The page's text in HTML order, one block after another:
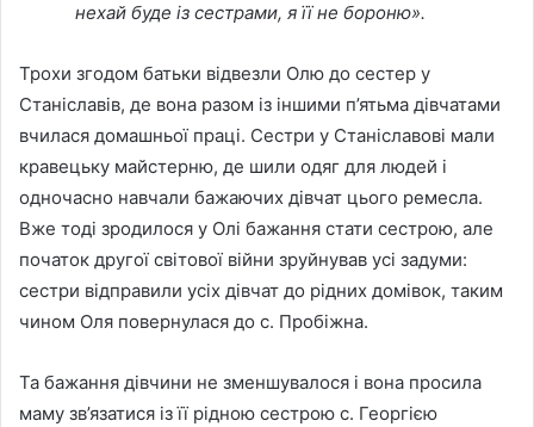
нехай буде із сестрами, я її не бороню».
Трохи згодом батьки відвезли Олю до сестер у
Станіславів, де вона разом із іншими п’ятьма дівчатами
вчилася домашньої праці. Сестри у Станіславові мали
кравецьку майстерню, де шили одяг для людей і
одночасно навчали бажаючих дівчат цього ремесла.
Вже тоді зродилося у Олі бажання стати сестрою, але
початок другої світової війни зруйнував усі задуми:
сестри відправили усіх дівчат до рідних домівок, таким
чином Оля повернулася до с. Пробіжна.
Та бажання дівчини не зменшувалося і вона просила
маму зв’язатися із її рідною сестрою с. Георгією